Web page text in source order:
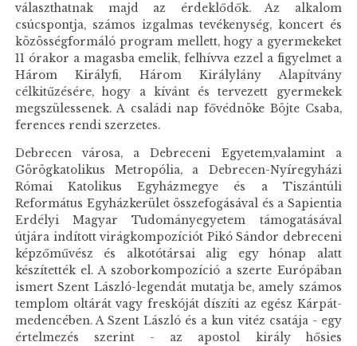
választhatnak majd az érdeklődők. Az alkalom
csúcspontja, számos izgalmas tevékenység, koncert és
közösségformáló program mellett, hogy a gyermekeket
11 órakor a magasba emelik, felhívva ezzel a figyelmet a
Három Királyfi, Három Királylány Alapítvány
célkitűzésére, hogy a kívánt és tervezett gyermekek
megszülessenek. A családi nap fővédnöke Böjte Csaba,
ferences rendi szerzetes.
Debrecen városa, a Debreceni Egyetem,valamint a
Görögkatolikus Metropólia, a Debrecen-Nyíregyházi
Római Katolikus Egyházmegye és a Tiszántúli
Református Egyházkerület összefogásával és a Sapientia
Erdélyi Magyar Tudományegyetem támogatásával
útjára indított virágkompozíciót Pikó Sándor debreceni
képzőművész és alkotótársai alig egy hónap alatt
készítették el. A szoborkompozíció a szerte Európában
ismert Szent László-legendát mutatja be, amely számos
templom oltárát vagy freskóját díszíti az egész Kárpát-
medencében. A Szent László és a kun vitéz csatája - egy
értelmezés szerint - az apostol király hősies